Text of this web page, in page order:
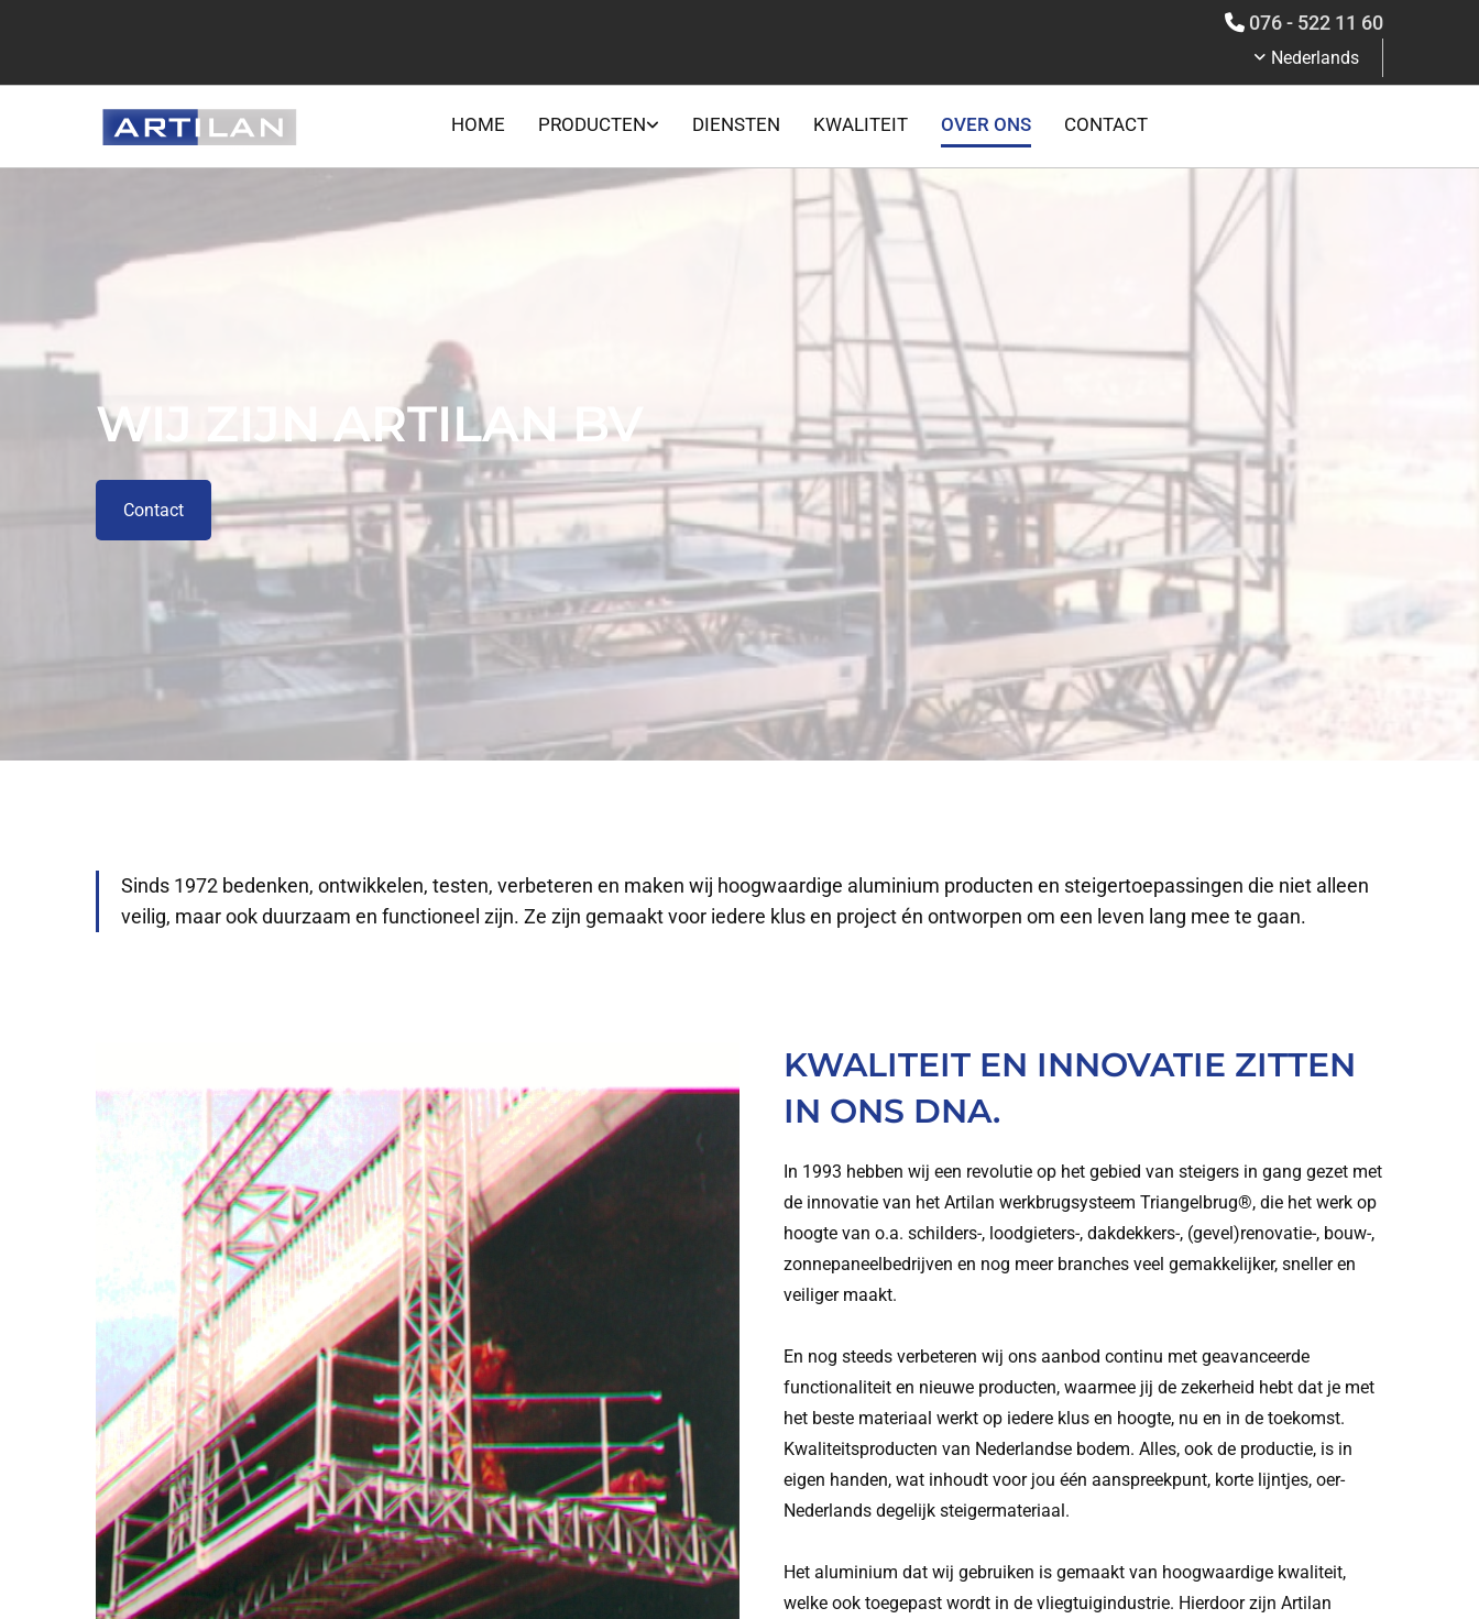
 076 - 522 11 60
Nederlands
HOME PRODUCTEN DIENSTEN KWALITEIT OVER ONS CONTACT
WIJ ZIJN ARTILAN BV
Contact
Sinds 1972 bedenken, ontwikkelen, testen, verbeteren en maken wij hoogwaardige aluminium producten en steigertoepassingen die niet alleen
veilig, maar ook duurzaam en functioneel zijn. Ze zijn gemaakt voor iedere klus en project én ontworpen om een leven lang mee te gaan.
KWALITEIT EN INNOVATIE ZITTEN
IN ONS DNA.
In 1993 hebben wij een revolutie op het gebied van steigers in gang gezet met
de innovatie van het Artilan werkbrugsysteem Triangelbrug®, die het werk op
hoogte van o.a. schilders-, loodgieters-, dakdekkers-, (gevel)renovatie-, bouw-,
zonnepaneelbedrijven en nog meer branches veel gemakkelijker, sneller en
veiliger maakt.
En nog steeds verbeteren wij ons aanbod continu met geavanceerde
functionaliteit en nieuwe producten, waarmee jij de zekerheid hebt dat je met
het beste materiaal werkt op iedere klus en hoogte, nu en in de toekomst.
Kwaliteitsproducten van Nederlandse bodem. Alles, ook de productie, is in
eigen handen, wat inhoudt voor jou één aanspreekpunt, korte lijntjes, oer-
Nederlands degelijk steigermateriaal.
Het aluminium dat wij gebruiken is gemaakt van hoogwaardige kwaliteit,
welke ook toegepast wordt in de vliegtuigindustrie. Hierdoor zijn Artilan